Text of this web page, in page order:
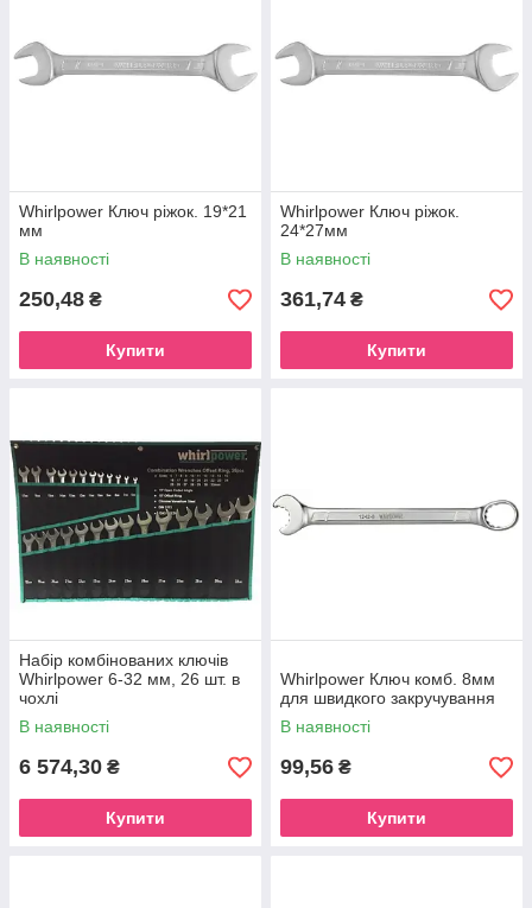
Whirlpower Ключ ріжок. 19*21
мм
В наявності
250,48 ₴
Купити
Whirlpower Ключ ріжок.
24*27мм
В наявності
361,74 ₴
Купити
Набір комбінованих ключів
Whirlpower 6-32 мм, 26 шт. в
чохлі
В наявності
6 574,30 ₴
Купити
Whirlpower Ключ комб. 8мм
для швидкого закручування
В наявності
99,56 ₴
Купити